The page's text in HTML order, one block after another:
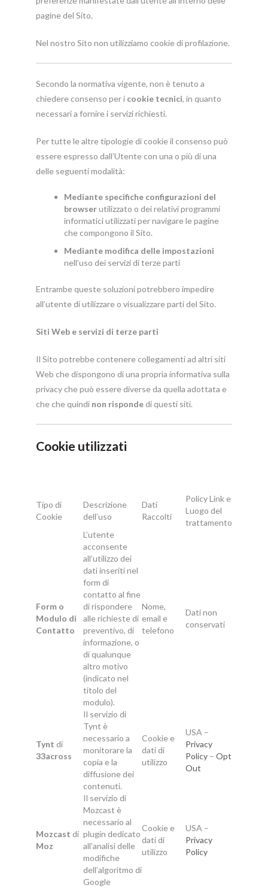
pagine del Sito.
Nel nostro Sito non utilizziamo cookie di profilazione.
Secondo la normativa vigente, non è tenuto a
chiedere consenso per i cookie tecnici, in quanto
necessari a fornire i servizi richiesti.
Per tutte le altre tipologie di cookie il consenso può
essere espresso dall’Utente con una o più di una
delle seguenti modalità:
Mediante specifiche configurazioni del
browserutilizzato o dei relativi programmi
informatici utilizzati per navigare le pagine
che compongono il Sito.
Mediante modifica delle impostazioni
nell’uso dei servizi di terze parti
Entrambe queste soluzioni potrebbero impedire
all’utente di utilizzare o visualizzare parti del Sito.
Siti Web e servizi di terze parti
Il Sito potrebbe contenere collegamenti ad altri siti
Web che dispongono di una propria informativa sulla
privacy che può essere diverse da quella adottata e
che che quindi non rispondedi questi siti.
Cookie utilizzati
Tipo di
Cookie
Descrizione
dell’uso
Dati
Raccolti
Policy Link e
Luogo del
trattamento
Form o
Modulo di
Contatto
L’utente
acconsente
all’utilizzo dei
dati inseriti nel
form di
contatto al fine
di rispondere
alle richieste di
preventivo, di
informazione, o
di qualunque
altro motivo
(indicato nel
titolo del
modulo).
Nome,
email e
telefono
Dati non
conservati
Tynt di
33across
Il servizio di
Tynt è
necessario a
monitorare la
copia e la
diffusione dei
contenuti.
Cookie e
dati di
utilizzo
USA –
Privacy
Policy– Opt
Out
Mozcast di
Moz
Il servizio di
Mozcast è
necessario al
plugin dedicato
all’analisi delle
modifiche
dell’algoritmo di
Google
Cookie e
dati di
utilizzo
USA –
Privacy
Policy